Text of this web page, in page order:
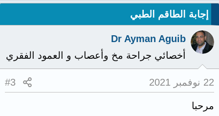
إجابة الطاقم الطبي
Dr Ayman Aguib
أخصائي جراحة مخ وأعصاب و العمود الفقري
22 نوفمبر 2021 #3
مرحبا